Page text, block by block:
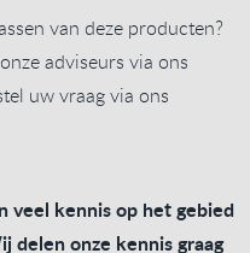
van deze producten?
adviseurs via ons
uw vraag via ons
veel kennis op het gebied
delen onze kennis graag